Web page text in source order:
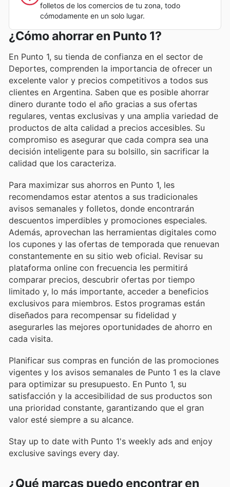
folletos de los comercios de tu zona, todo
cómodamente en un solo lugar.
¿Cómo ahorrar en Punto 1?
En Punto 1, su tienda de confianza en el sector de
Deportes, comprenden la importancia de ofrecer un
excelente valor y precios competitivos a todos sus
clientes en Argentina. Saben que es posible ahorrar
dinero durante todo el año gracias a sus ofertas
regulares, ventas exclusivas y una amplia variedad de
productos de alta calidad a precios accesibles. Su
compromiso es asegurar que cada compra sea una
decisión inteligente para su bolsillo, sin sacrificar la
calidad que los caracteriza.
Para maximizar sus ahorros en Punto 1, les
recomendamos estar atentos a sus tradicionales
avisos semanales y folletos, donde encontrarán
descuentos imperdibles y promociones especiales.
Además, aprovechan las herramientas digitales como
los cupones y las ofertas de temporada que renuevan
constantemente en su sitio web oficial. Revisar su
plataforma online con frecuencia les permitirá
comparar precios, descubrir ofertas por tiempo
limitado y, lo más importante, acceder a beneficios
exclusivos para miembros. Estos programas están
diseñados para recompensar su fidelidad y
asegurarles las mejores oportunidades de ahorro en
cada visita.
Planificar sus compras en función de las promociones
vigentes y los avisos semanales de Punto 1 es la clave
para optimizar su presupuesto. En Punto 1, su
satisfacción y la accesibilidad de sus productos son
una prioridad constante, garantizando que el gran
valor esté siempre a su alcance.
Stay up to date with Punto 1's weekly ads and enjoy
exclusive savings every day.
¿Qué marcas puedo encontrar en